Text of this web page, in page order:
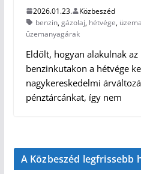
2026.01.23.
Közbeszéd
benzin,gázolaj, hétvége,
üzemanyagárak
Eldőlt, hogyan alakulnak
benzinkutakon a hétvége
nagykereskedelmi
pénztárcánkat, így nem
A Közbeszéd legfrissebb